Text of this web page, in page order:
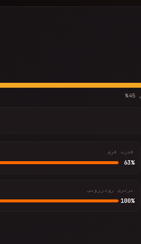
45
%
قدرت فرم
63%
برتری رودررویی
100%